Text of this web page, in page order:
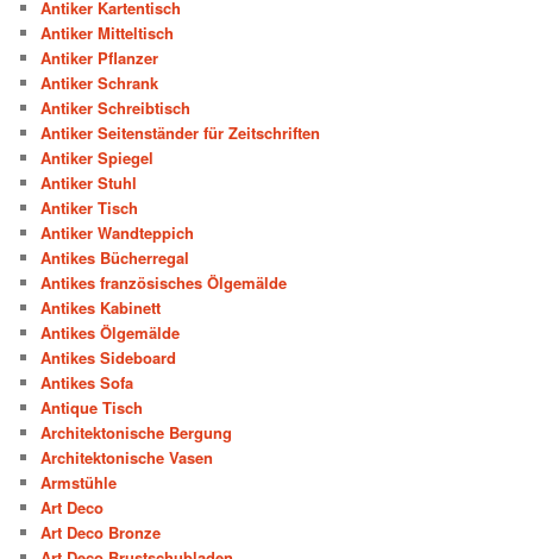
Antiker Kartentisch
Antiker Mitteltisch
Antiker Pflanzer
Antiker Schrank
Antiker Schreibtisch
Antiker Seitenständer für Zeitschriften
Antiker Spiegel
Antiker Stuhl
Antiker Tisch
Antiker Wandteppich
Antikes Bücherregal
Antikes französisches Ölgemälde
Antikes Kabinett
Antikes Ölgemälde
Antikes Sideboard
Antikes Sofa
Antique Tisch
Architektonische Bergung
Architektonische Vasen
Armstühle
Art Deco
Art Deco Bronze